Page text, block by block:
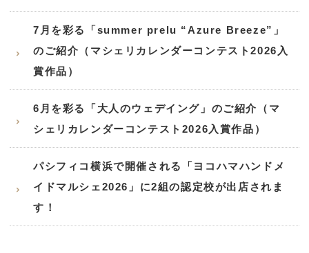
7月を彩る「summer prelu “Azure Breeze”」
のご紹介（マシェリカレンダーコンテスト2026入
賞作品）
6月を彩る「大人のウェデイング」のご紹介（マ
シェリカレンダーコンテスト2026入賞作品）
パシフィコ横浜で開催される「ヨコハマハンドメ
イドマルシェ2026」に2組の認定校が出店されま
す！